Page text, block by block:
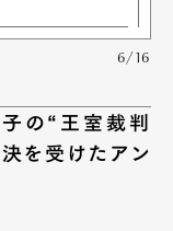
6/16
の“王室裁判
を受けたアン